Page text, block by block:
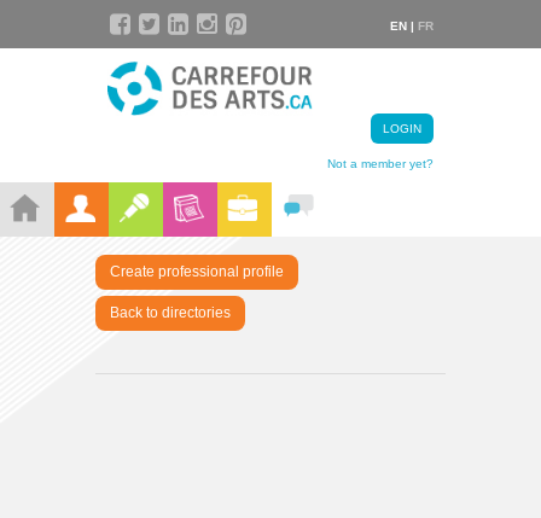
EN | FR
LOGIN
Not a member yet?
Create professional profile
Back to directories